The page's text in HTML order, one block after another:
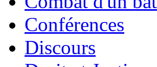
Conférences
Discours